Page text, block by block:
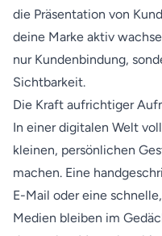
die Präsentation von
deine Marke aktiv
nur Kundenbindung,
Sichtbarkeit.
Die Kraft aufrichtiger
In einer digitalen Welt
kleinen, persönlichen
machen. Eine
E-Mail oder eine
Medien bleiben im